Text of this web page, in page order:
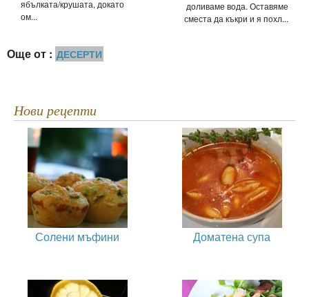
ябълката/крушата, докато
ом...
доливаме вода. Оставяме
сместа да къкри и я похл...
Още от : ДЕСЕРТИ
Нови рецепти
Солени мъфини Доматена супа